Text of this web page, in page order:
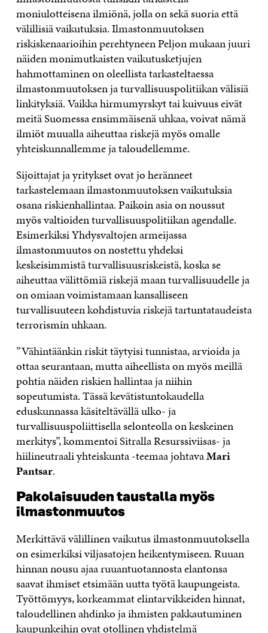
moniulotteisena ilmiönä, jolla on sekä suoria että
välillisiä vaikutuksia. Ilmastonmuutoksen
riskiskenaarioihin perehtyneen Peljon mukaan juuri
näiden monimutkaisten vaikutusketjujen
hahmottaminen on oleellista tarkasteltaessa
ilmastonmuutoksen ja turvallisuuspolitiikan välisiä
linkityksiä. Vaikka hirmumyrskyt tai kuivuus eivät
meitä Suomessa ensimmäisenä uhkaa, voivat nämä
ilmiöt muualla aiheuttaa riskejä myös omalle
yhteiskunnallemme ja taloudellemme.
Sijoittajat ja yritykset ovat jo heränneet
tarkastelemaan ilmastonmuutoksen vaikutuksia
osana riskienhallintaa. Paikoin asia on noussut
myös valtioiden turvallisuuspolitiikan agendalle.
Esimerkiksi Yhdysvaltojen armeijassa
ilmastonmuutos on nostettu yhdeksi
keskeisimmistä turvallisuusriskeistä, koska se
aiheuttaa välittömiä riskejä maan turvallisuudelle ja
on omiaan voimistamaan kansalliseen
turvallisuuteen kohdistuvia riskejä tartuntataudeista
terrorismin uhkaan.
”Vähintäänkin riskit täytyisi tunnistaa, arvioida ja
ottaa seurantaan, mutta aiheellista on myös meillä
pohtia näiden riskien hallintaa ja niihin
sopeutumista. Tässä kevätistuntokaudella
eduskunnassa käsiteltävällä ulko- ja
turvallisuuspoliittisella selonteolla on keskeinen
merkitys”, kommentoi Sitralla Resurssiviisas- ja
hiilineutraali yhteiskunta -teemaa johtavaMari
Pantsar.
Pakolaisuuden taustalla myös
ilmastonmuutos
Merkittävä välillinen vaikutus ilmastonmuutoksella
on esimerkiksi viljasatojen heikentymiseen. Ruuan
hinnan nousu ajaa ruuantuotannosta elantonsa
saavat ihmiset etsimään uutta työtä kaupungeista.
Työttömyys, korkeammat elintarvikkeiden hinnat,
taloudellinen ahdinko ja ihmisten pakkautuminen
kaupunkeihin ovat otollinen yhdistelmä